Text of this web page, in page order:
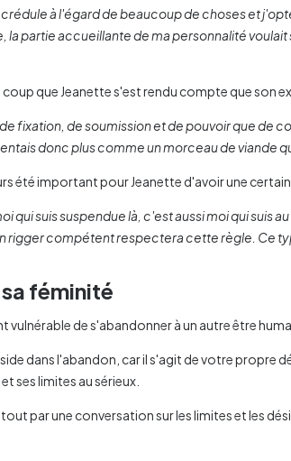
crédule à l'égard de beaucoup de choses et
la partie accueillante de ma personnalité
que Jeanette s'est rendu compte que son
de fixation, de soumission et de pouvoir que
donc plus comme un morceau de viande
été important pour Jeanette d'avoir une
qui suis suspendue là, c'est aussi moi qui suis
rigger compétent respectera cette règle. Ce
féminité
vulnérable de s'abandonner à un autre être
dans l'abandon, car il s'agit de votre propre
ses limites au sérieux.
par une conversation sur les limites et les